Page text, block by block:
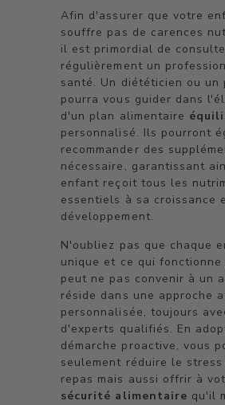
Afin d'assurer que votre
souffre pas de carences
il est primordial de
régulièrement un
santé. Un diététicien ou un
pourra vous guider dans
d'un plan alimentaire
personnalisé. Ils pourront
recommander des
nécessaire, garantissant
enfant reçoit tous les
essentiels à sa croissance
développement.
N'oubliez pas que chaque
unique et ce qui
peut ne pas convenir à un
réside dans une approche
personnalisée, toujours
d'experts qualifiés. En
démarche proactive, vous
seulement réduire le
repas mais aussi offrir à
sécurité alimentaire qu'il